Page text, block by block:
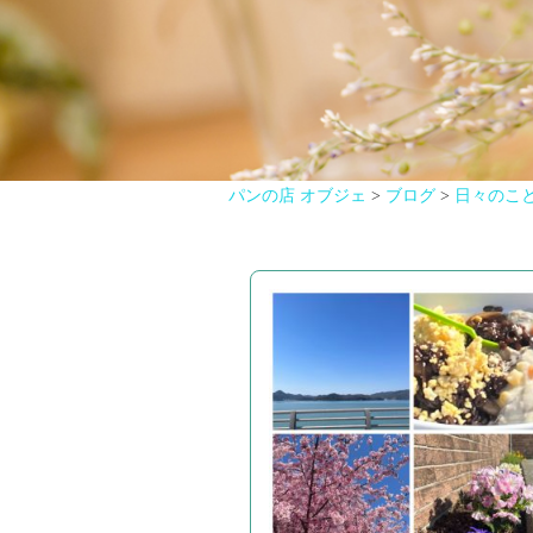
パンの店 オブジェ > ブログ > 日々のこ